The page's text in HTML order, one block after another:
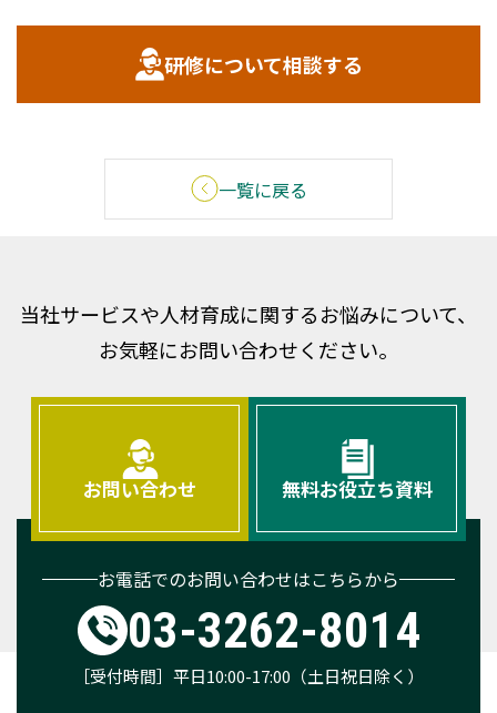
研修について相談する
一覧に戻る
当社サービスや人材育成に関するお悩みについて、
お気軽にお問い合わせください。
お問い合わせ 無料お役立ち資料
お電話でのお問い合わせはこちらから
03-3262-8014
［受付時間］平日10:00-17:00（土日祝日除く）